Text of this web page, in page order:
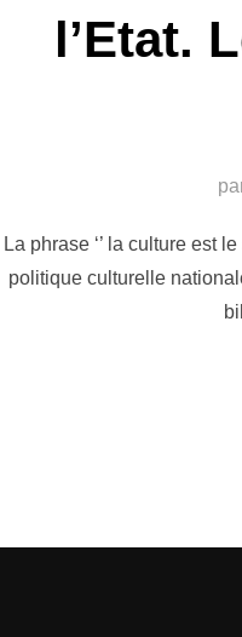
l’Etat.
La phrase ‘’ la culture est
politique culturelle